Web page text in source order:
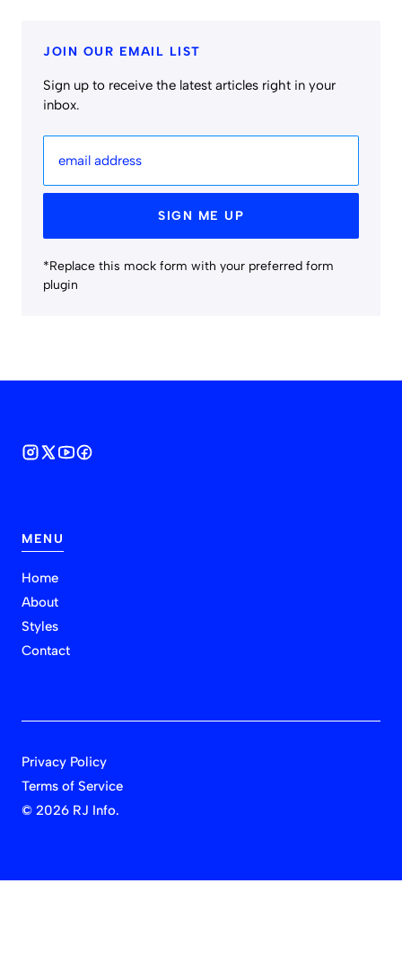
JOIN OUR EMAIL LIST
Sign up to receive the latest articles right in your
inbox.
email address
SIGN ME UP
*Replace this mock form with your preferred form
plugin
MENU
Home
About
Styles
Contact
© 2026 RJ Info.
Privacy Policy
Terms of Service